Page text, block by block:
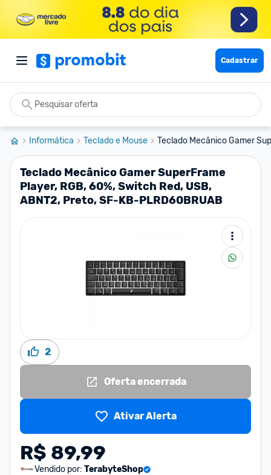
Cadastrar
Informática Teclado e Mouse Teclado Mecânico Gamer
Teclado Mecânico Gamer SuperFrame
Player, RGB, 60%, Switch Red, USB,
ABNT2, Preto, SF-KB-PLRD60BRUAB
2
Oferta encerrada
Ativar Alerta
R$ 89,99
Vendido por: TerabyteShop